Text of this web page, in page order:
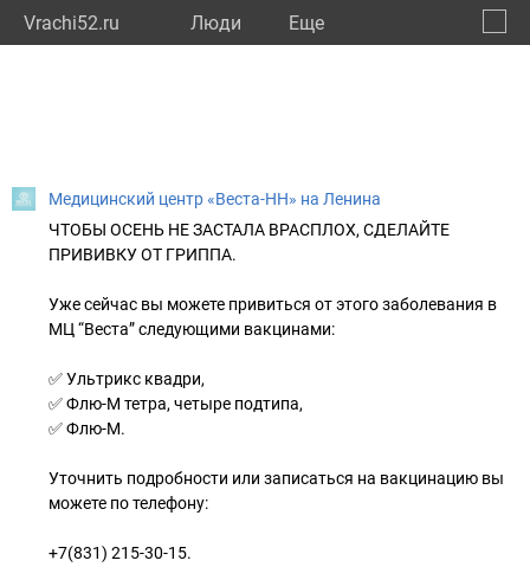
Vrachi52.ru Люди Eще
Медицинский центр «Веста-НН» на Ленина
ЧТОБЫ ОСЕНЬ НЕ ЗАСТАЛА ВРАСПЛОХ, СДЕЛАЙТЕ
ПРИВИВКУ ОТ ГРИППА.
Уже сейчас вы можете привиться от этого заболевания в
МЦ “Веста” следующими вакцинами:
✅ Ультрикс квадри,
✅ Флю-М тетра, четыре подтипа,
✅ Флю-М.
Уточнить подробности или записаться на вакцинацию вы
можете по телефону:
+7(831) 215-30-15.